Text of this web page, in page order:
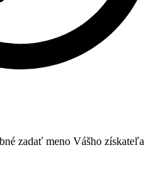
zadať meno Vášho získateľa